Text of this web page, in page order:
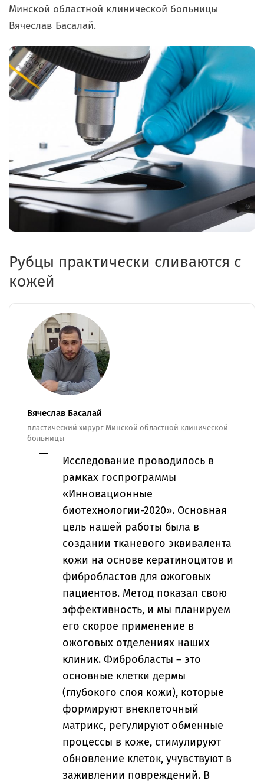
Минской областной клинической больницы
Вячеслав Басалай.
Рубцы практически сливаются с
кожей
Вячеслав Басалай
пластический хирург Минской областной клинической
больницы
Исследование проводилось в
рамках госпрограммы
«Инновационные
биотехнологии-2020». Основная
цель нашей работы была в
создании тканевого эквивалента
кожи на основе кератиноцитов и
фибробластов для ожоговых
пациентов. Метод показал свою
эффективность, и мы планируем
его скорое применение в
ожоговых отделениях наших
клиник. Фибробласты – это
основные клетки дермы
(глубокого слоя кожи), которые
формируют внеклеточный
матрикс, регулируют обменные
процессы в коже, стимулируют
обновление клеток, учувствуют в
заживлении повреждений. В